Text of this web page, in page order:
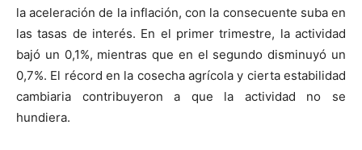
la aceleración de la inflación, con la consecuente suba en
las tasas de interés. En el primer trimestre, la actividad
bajó un 0,1%, mientras que en el segundo disminuyó un
0,7%. El récord en la cosecha agrícola y cierta estabilidad
cambiaria contribuyeron a que la actividad no se
hundiera.